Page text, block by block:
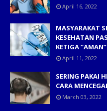
April 16, 2022
MASYARAKAT
KESEHATAN
KETIGA “AMAN”
April 11, 2022
SERING PAKAI
CARA
March 03, 2022